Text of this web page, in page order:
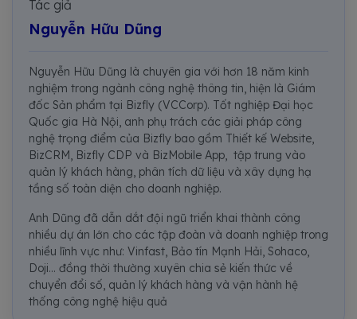
Tác giả
Nguyễn Hữu Dũng
Nguyễn Hữu Dũng là chuyên gia với hơn 18 năm kinh
nghiệm trong ngành công nghệ thông tin, hiện là Giám
đốc Sản phẩm tại Bizfly (VCCorp). Tốt nghiệp Đại học
Quốc gia Hà Nội, anh phụ trách các giải pháp công
nghệ trọng điểm của Bizfly bao gồm Thiết kế Website,
BizCRM, Bizfly CDP và BizMobile App, tập trung vào
quản lý khách hàng, phân tích dữ liệu và xây dựng hạ
tầng số toàn diện cho doanh nghiệp.
Anh Dũng đã dẫn dắt đội ngũ triển khai thành công
nhiều dự án lớn cho các tập đoàn và doanh nghiệp trong
nhiều lĩnh vực như: Vinfast, Bảo tín Mạnh Hải, Sohaco,
Doji... đồng thời thường xuyên chia sẻ kiến thức về
chuyển đổi số, quản lý khách hàng và vận hành hệ
thống công nghệ hiệu quả